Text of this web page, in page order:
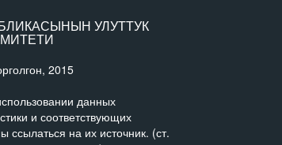
УЛУТТУК
2015
данных
и соответствующих
ссылаться на их источник. (ст.